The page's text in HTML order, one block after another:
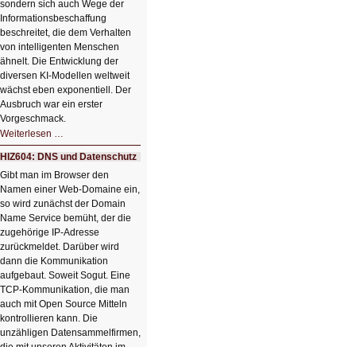
sondern sich auch Wege der
Informationsbeschaffung
beschreitet, die dem Verhalten
von intelligenten Menschen
ähnelt. Die Entwicklung der
diversen KI-Modellen weltweit
wächst eben exponentiell. Der
Ausbruch war ein erster
Vorgeschmack.
Weiterlesen …
Der
Ausbruch
der
KI
HIZ604: DNS und Datenschutz
Gibt man im Browser den
Namen einer Web-Domaine ein,
so wird zunächst der Domain
Name Service bemüht, der die
zugehörige IP-Adresse
zurückmeldet. Darüber wird
dann die Kommunikation
aufgebaut. Soweit Sogut. Eine
TCP-Kommunikation, die man
auch mit Open Source Mitteln
kontrollieren kann. Die
unzähligen Datensammelfirmen,